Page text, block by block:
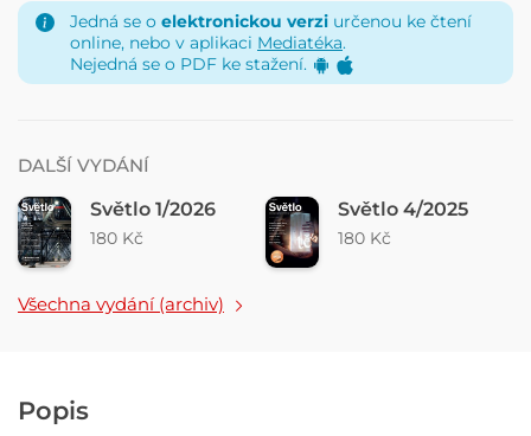
Jedná se o elektronickou verzi určenou ke čtení
online, nebo v aplikaci Mediatéka.
Nejedná se o PDF ke stažení.
DALŠÍ VYDÁNÍ
Světlo 1/2026
180 Kč
Světlo 4/2025
180 Kč
Všechna vydání (archiv)
Popis